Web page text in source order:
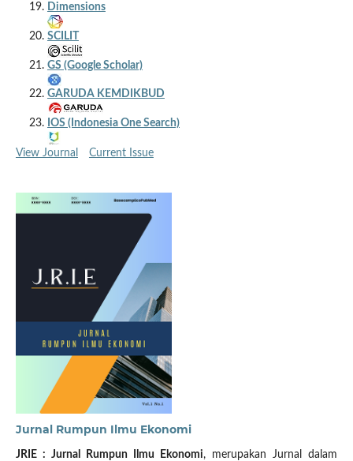
Dimensions
SCILIT
GS (Google Scholar)
GARUDA KEMDIKBUD
IOS (Indonesia One Search)
View Journal Current Issue
Jurnal Rumpun Ilmu Ekonomi
JRIE : Jurnal Rumpun Ilmu Ekonomi, merupakan Jurnal dalam